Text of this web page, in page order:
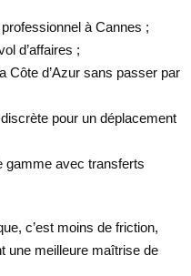
à Cannes ;
d’affaires ;
Côte d’Azur sans passer par
pour un déplacement
gamme avec transferts
c’est moins de friction,
une meilleure maîtrise de